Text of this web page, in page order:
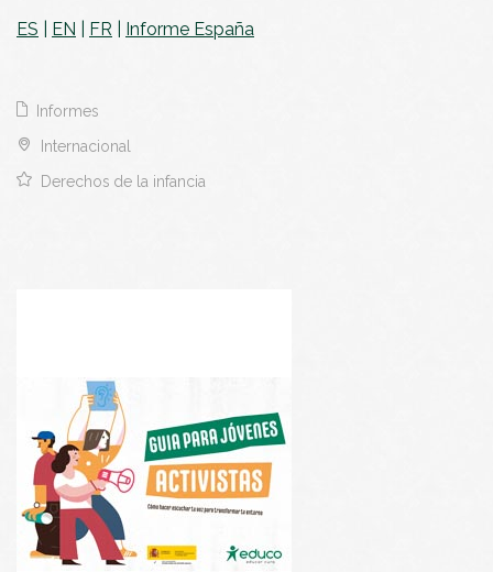
ES EN FR Informe España
Informes
Internacional
Derechos de la infancia